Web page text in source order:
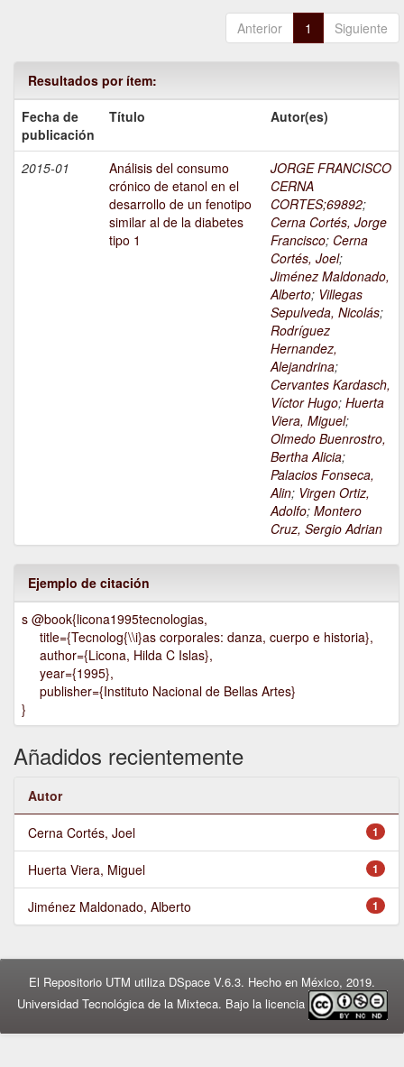
Anterior 1 Siguiente
Resultados por ítem:
Fecha de
publicación
Título Autor(es)
2015-01
Análisis del consumo
crónico de etanol en el
desarrollo de un fenotipo
similar al de la diabetes
tipo 1
JORGE FRANCISCO
CERNA
CORTES;69892;
Cerna Cortés, Jorge
Francisco; Cerna
Cortés, Joel;
Jiménez Maldonado,
Alberto; Villegas
Sepulveda, Nicolás;
Rodríguez
Hernandez,
Alejandrina;
Cervantes Kardasch,
Víctor Hugo; Huerta
Viera, Miguel;
Olmedo Buenrostro,
Bertha Alicia;
Palacios Fonseca,
Alin; Virgen Ortiz,
Adolfo; Montero
Cruz, Sergio Adrian
Ejemplo de citación
s @book{licona1995tecnologias,
title={Tecnolog{\\i}as corporales: danza, cuerpo e historia},
author={Licona, Hilda C Islas},
year={1995},
publisher={Instituto Nacional de Bellas Artes}
}
Añadidos recientemente
Autor
1
Cerna Cortés, Joel
1
Huerta Viera, Miguel
1
Jiménez Maldonado, Alberto
El Repositorio UTM utiliza DSpace V.6.3. Hecho en México, 2019.
Universidad Tecnológica de la Mixteca. Bajo la licencia